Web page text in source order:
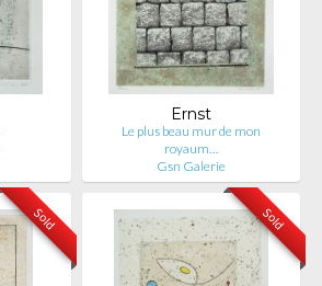
Ernst
Le plus beau mur de mon
royaum…
Gsn Galerie
Sold Sold